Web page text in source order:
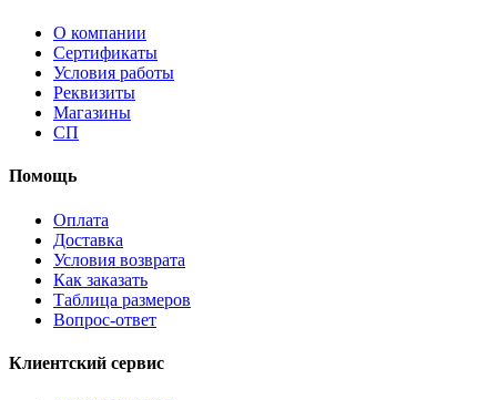
О компании
Сертификаты
Условия работы
Реквизиты
Магазины
СП
Помощь
Оплата
Доставка
Условия возврата
Как заказать
Таблица размеров
Вопрос-ответ
Клиентский сервис